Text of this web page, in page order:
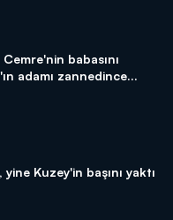
Cemre'nin babasını
adamı zannedince...
yine Kuzey'in başını yaktı